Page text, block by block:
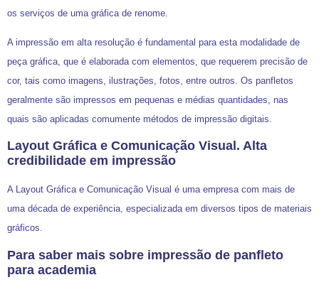
os serviços de uma gráfica de renome.
A impressão em alta resolução é fundamental para esta modalidade de
peça gráfica, que é elaborada com elementos, que requerem precisão de
cor, tais como imagens, ilustrações, fotos, entre outros. Os panfletos
geralmente são impressos em pequenas e médias quantidades, nas
quais são aplicadas comumente métodos de impressão digitais.
Layout Gráfica e Comunicação Visual. Alta
credibilidade em impressão
A Layout Gráfica e Comunicação Visual é uma empresa com mais de
uma década de experiência, especializada em diversos tipos de materiais
gráficos.
Para saber mais sobre impressão de panfleto
para academia